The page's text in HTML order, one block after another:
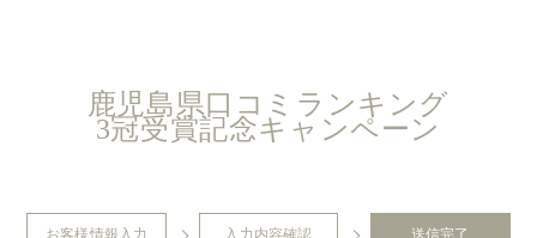
鹿児島県口コミランキング
3冠受賞記念キャンペーン